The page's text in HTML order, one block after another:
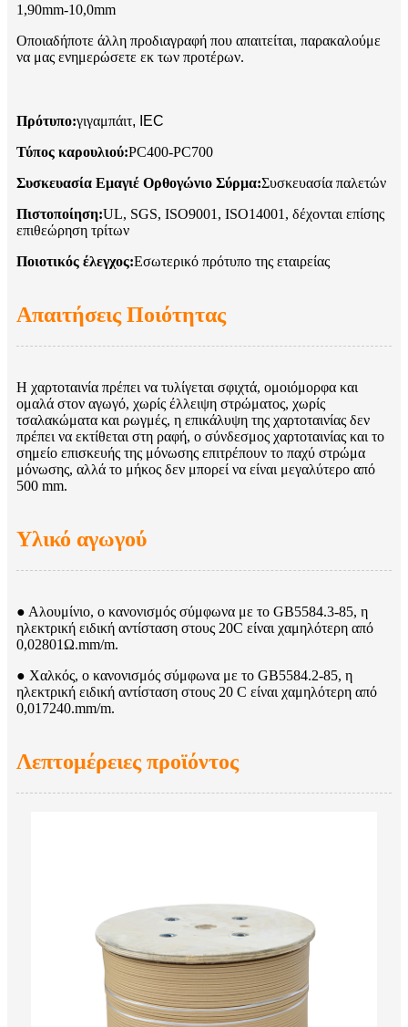
1,90mm-10,0mm
Οποιαδήποτε άλλη προδιαγραφή που απαιτείται, παρακαλούμε
να μας ενημερώσετε εκ των προτέρων.
Πρότυπο:γιγαμπάιτ, IEC
Τύπος καρουλιού:PC400-PC700
Συσκευασία Εμαγιέ Ορθογώνιο Σύρμα:Συσκευασία παλετών
Πιστοποίηση:UL, SGS, ISO9001, ISO14001, δέχονται επίσης
επιθεώρηση τρίτων
Ποιοτικός έλεγχος:Εσωτερικό πρότυπο της εταιρείας
Απαιτήσεις Ποιότητας
Η χαρτοταινία πρέπει να τυλίγεται σφιχτά, ομοιόμορφα και
ομαλά στον αγωγό, χωρίς έλλειψη στρώματος, χωρίς
τσαλακώματα και ρωγμές, η επικάλυψη της χαρτοταινίας δεν
πρέπει να εκτίθεται στη ραφή, ο σύνδεσμος χαρτοταινίας και το
σημείο επισκευής της μόνωσης επιτρέπουν το παχύ στρώμα
μόνωσης, αλλά το μήκος δεν μπορεί να είναι μεγαλύτερο από
500 mm.
Υλικό αγωγού
● Αλουμίνιο, ο κανονισμός σύμφωνα με το GB5584.3-85, η
ηλεκτρική ειδική αντίσταση στους 20C είναι χαμηλότερη από
0,02801Ω.mm/m.
● Χαλκός, ο κανονισμός σύμφωνα με το GB5584.2-85, η
ηλεκτρική ειδική αντίσταση στους 20 C είναι χαμηλότερη από
0,017240.mm/m.
Λεπτομέρειες προϊόντος